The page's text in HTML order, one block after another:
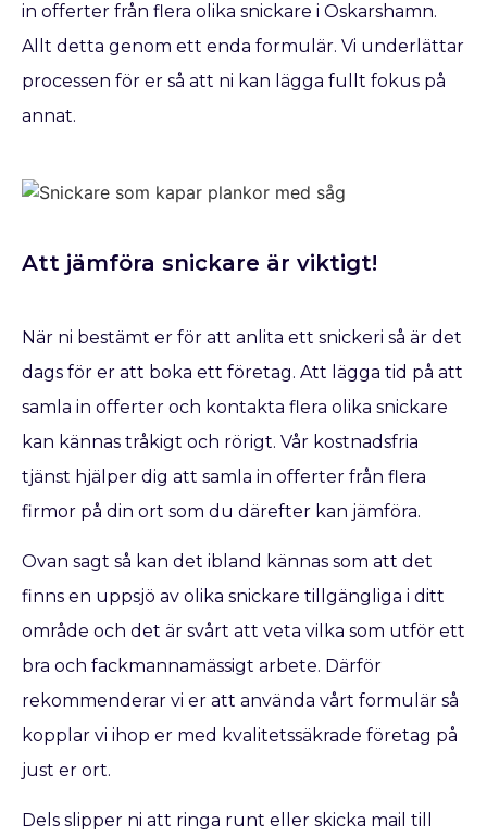
in offerter från flera olika snickare i Oskarshamn.
Allt detta genom ett enda formulär. Vi underlättar
processen för er så att ni kan lägga fullt fokus på
annat.
Att jämföra snickare är viktigt!
När ni bestämt er för att anlita ett snickeri så är det
dags för er att boka ett företag. Att lägga tid på att
samla in offerter och kontakta flera olika snickare
kan kännas tråkigt och rörigt. Vår kostnadsfria
tjänst hjälper dig att samla in offerter från flera
firmor på din ort som du därefter kan jämföra.
Ovan sagt så kan det ibland kännas som att det
finns en uppsjö av olika snickare tillgängliga i ditt
område och det är svårt att veta vilka som utför ett
bra och fackmannamässigt arbete. Därför
rekommenderar vi er att använda vårt formulär så
kopplar vi ihop er med kvalitetssäkrade företag på
just er ort.
Dels slipper ni att ringa runt eller skicka mail till